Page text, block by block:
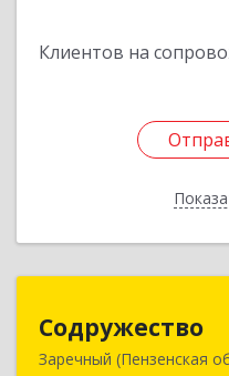
Клиентов на
Содружество
Заречный (Пензенская
442962,